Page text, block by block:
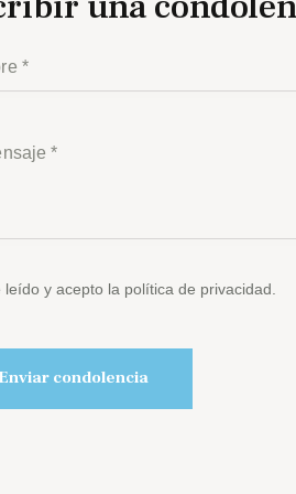
leído y acepto la política de privacidad.